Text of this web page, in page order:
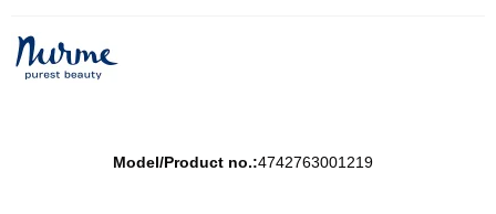
Model/Product no.:4742763001219